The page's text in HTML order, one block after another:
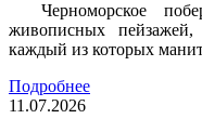
Черноморское
живописных
каждый из которых
Подробнее
11.07.2026